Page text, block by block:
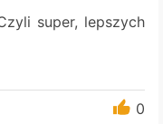
super, lepszych
0